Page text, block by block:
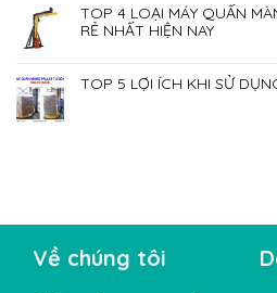
TOP 4 LOẠI MÁY QUẤN
RẺ NHẤT HIỆN NAY
TOP 5 LỢI ÍCH KHI SỬ
Về chúng tôi